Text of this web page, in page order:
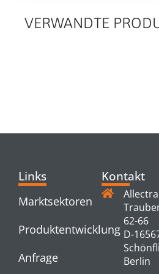
VERWANDTE
Links
Marktsektoren
Produktentwicklung
Anfrage
Kontakt
62-66
D-
Berlin